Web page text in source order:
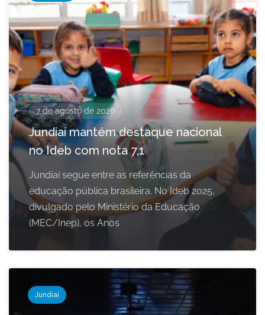
7 de agosto de 2026
Jundiaí mantém destaque nacional
no Ideb com nota 7,1
Jundiaí segue entre as referências da
educação pública brasileira. No Ideb 2025,
divulgado pelo Ministério da Educação
(MEC/Inep), os Anos
Jundiaí